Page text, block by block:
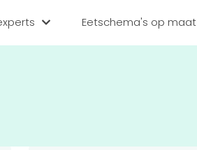
Eetschema's op maat